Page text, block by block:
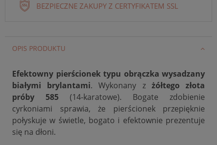
BEZPIECZNE ZAKUPY Z CERTYFIKATEM SSL
OPIS PRODUKTU
Efektowny pierścionek typu obrączka wysadzany
białymi brylantami. Wykonany z żółtego złota
próby 585
(14-karatowe). Bogate zdobienie
cyrkoniami sprawia, że pierścionek przepięknie
połyskuje w świetle, bogato i efektownie prezentuje
się na dłoni.